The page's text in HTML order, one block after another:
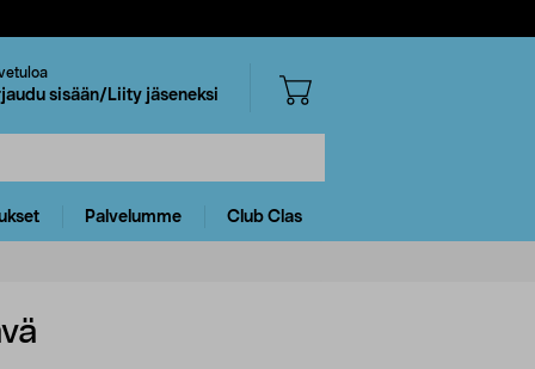
sisään/Liity jäseneksi
Palvelumme Club Clas